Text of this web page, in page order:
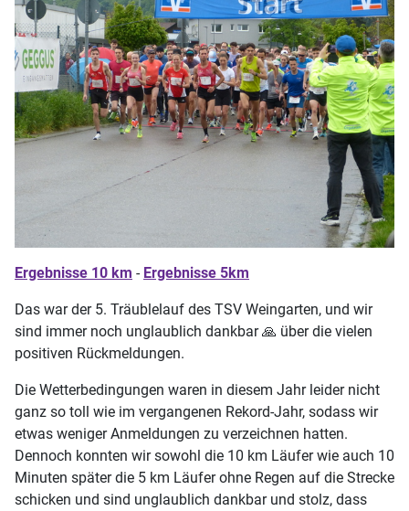
Ergebnisse 10 km - Ergebnisse 5km
Das war der 5. Träublelauf des TSV Weingarten, und wir
sind immer noch unglaublich dankbar🙏 über die vielen
positiven Rückmeldungen.
Die Wetterbedingungen waren in diesem Jahr leider nicht
ganz so toll wie im vergangenen Rekord-Jahr, sodass wir
etwas weniger Anmeldungen zu verzeichnen hatten.
Dennoch konnten wir sowohl die 10 km Läufer wie auch 10
Minuten später die 5 km Läufer ohne Regen auf die Strecke
schicken und sind unglaublich dankbar und stolz, dass